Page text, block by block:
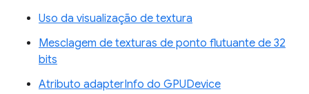
Uso da visualização de textura
Mesclagem de texturas de ponto flutuante de 32
bits
Atributo adapterInfo do GPUDevice